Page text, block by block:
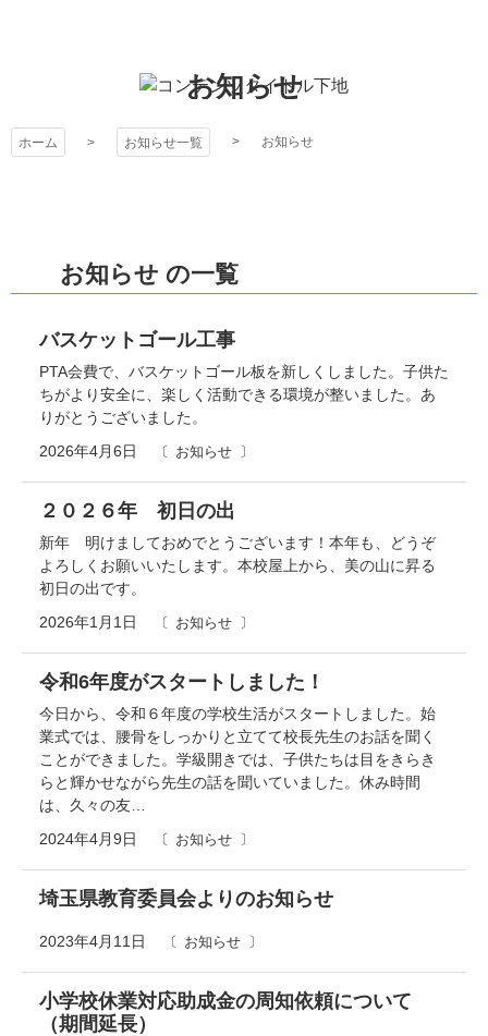
プ
皆野町立国神小学校
お知らせ
ホーム お知らせ一覧 お知らせ
お知らせ の一覧
2026年4月6日 お知らせ
バスケットゴール工事
PTA会費で、バスケットゴール板を新しくしました。子供た
ちがより安全に、楽しく活動できる環境が整いました。あ
りがとうございました。
2026年1月1日 お知らせ
２０２６年 初日の出
新年 明けましておめでとうございます！本年も、どうぞ
よろしくお願いいたします。本校屋上から、美の山に昇る
初日の出です。
2024年4月9日 お知らせ
令和6年度がスタートしました！
今日から、令和６年度の学校生活がスタートしました。始
業式では、腰骨をしっかりと立てて校長先生のお話を聞く
ことができました。学級開きでは、子供たちは目をきらき
らと輝かせながら先生の話を聞いていました。休み時間
は、久々の友…
2023年4月11日 お知らせ
埼玉県教育委員会よりのお知らせ
小学校休業対応助成金の周知依頼について
（期間延長）